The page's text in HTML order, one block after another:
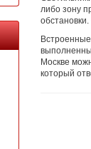
либо зону
Встроенные
Москве
который